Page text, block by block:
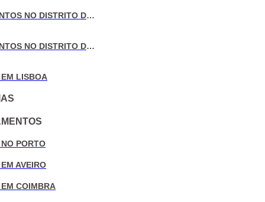
VENDA DE APARTAMENTOS NO DISTRITO DE COIMBRA
VENDA DE APARTAMENTOS NO DISTRITO DE LEIRIA
LISBOA
PORTO
AVEIRO
COIMBRA